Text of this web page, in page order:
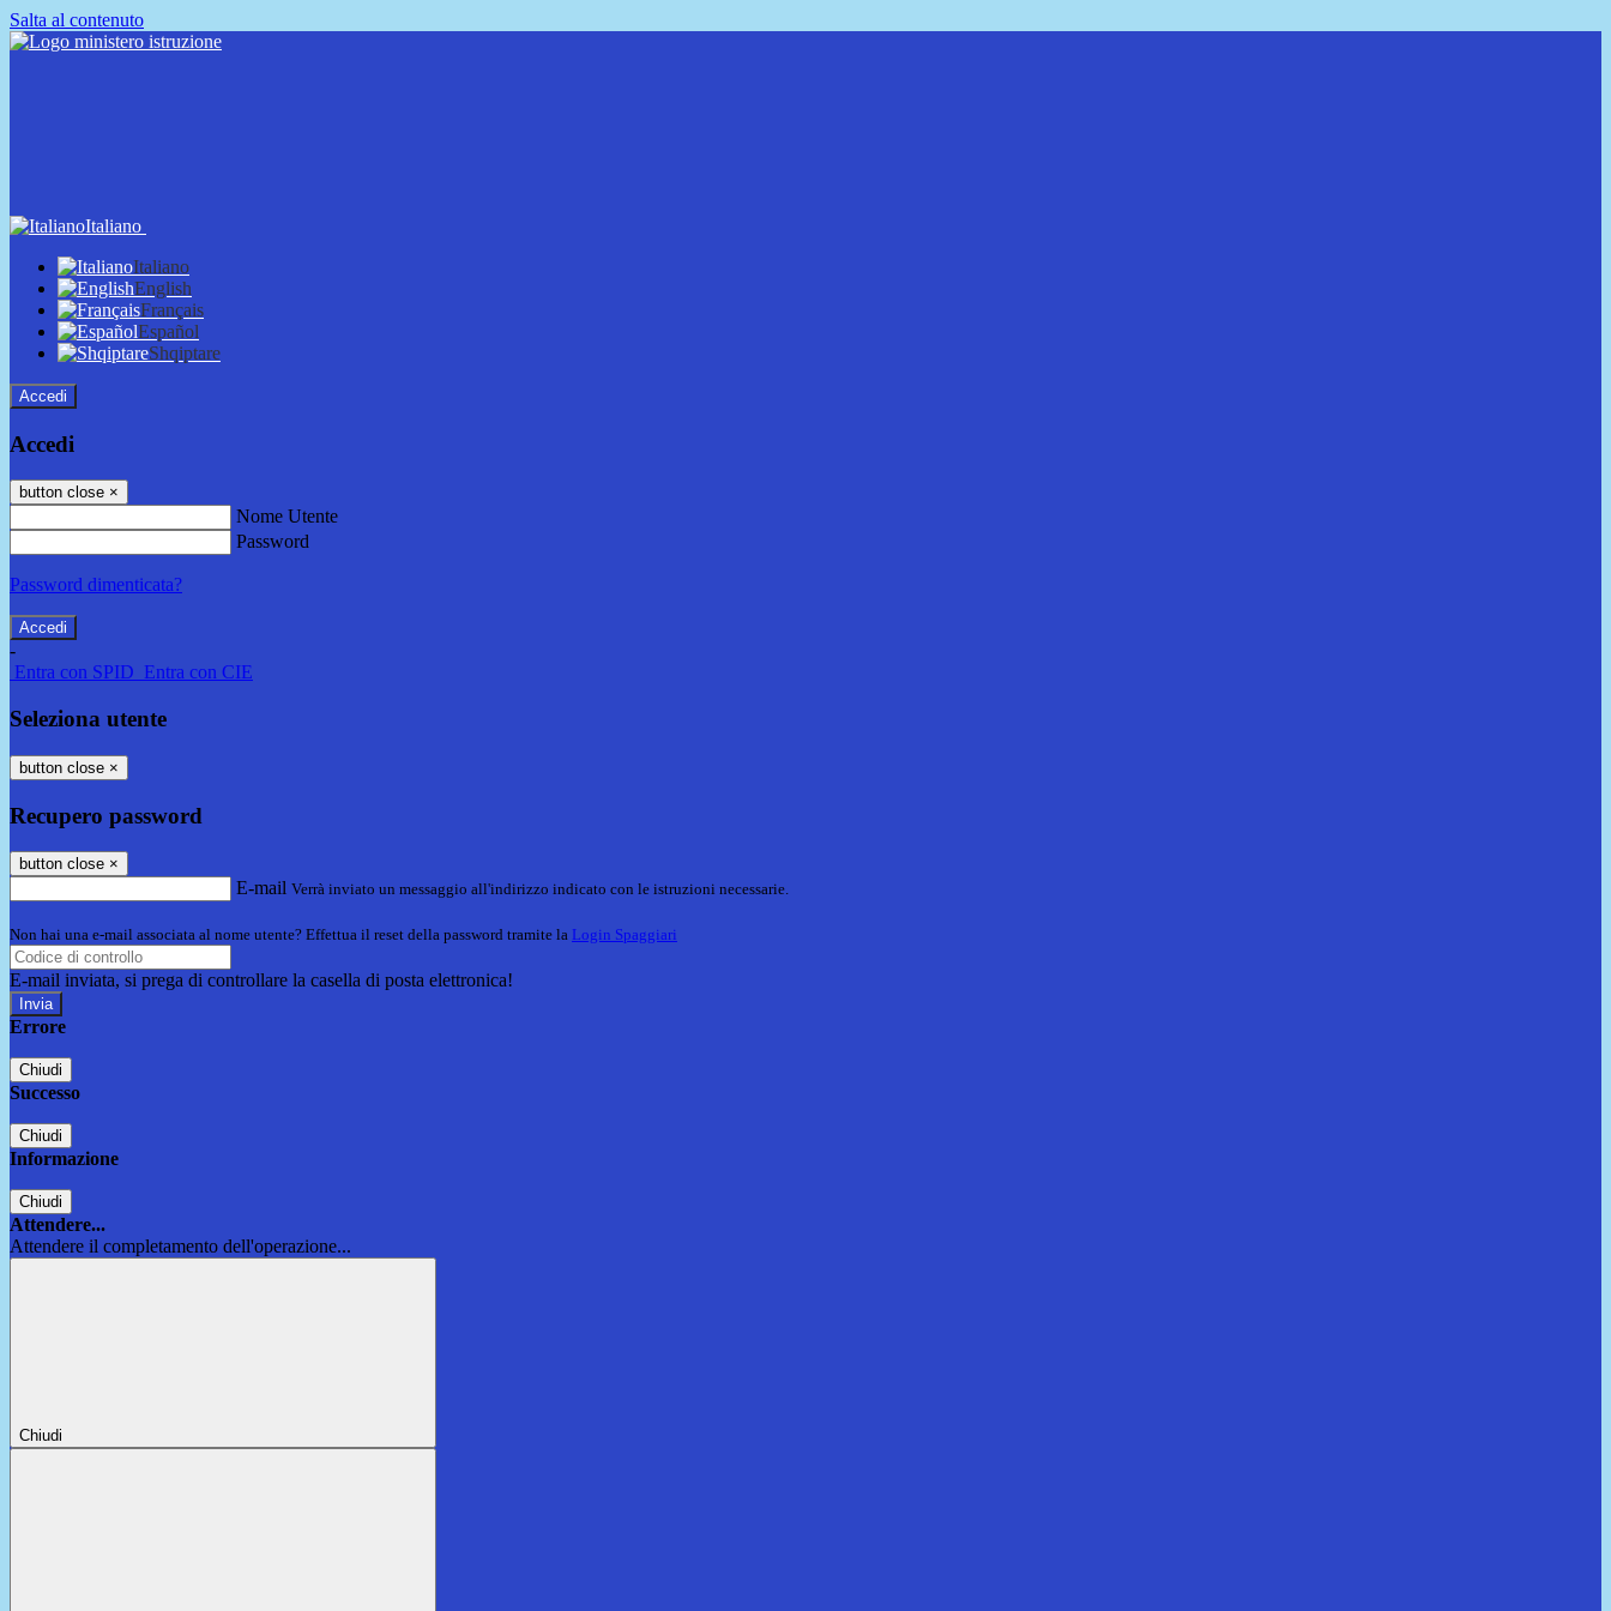
Salta al contenuto
Italiano
Italiano
English
Français
Español
Shqiptare
Accedi
Accedi
button close ×
Nome Utente
Password
Password dimenticata?
-
Entra con SPID Entra con CIE
Seleziona utente
button close ×
Recupero password
button close ×
E-mail Verrà inviato un messaggio all'indirizzo indicato con le istruzioni necessarie.
Non hai una e-mail associata al nome utente? Effettua il reset della password tramite la Login Spaggiari
E-mail inviata, si prega di controllare la casella di posta elettronica!
Errore
Chiudi
Successo
Chiudi
Informazione
Chiudi
Attendere...
Attendere il completamento dell'operazione...
Chiudi